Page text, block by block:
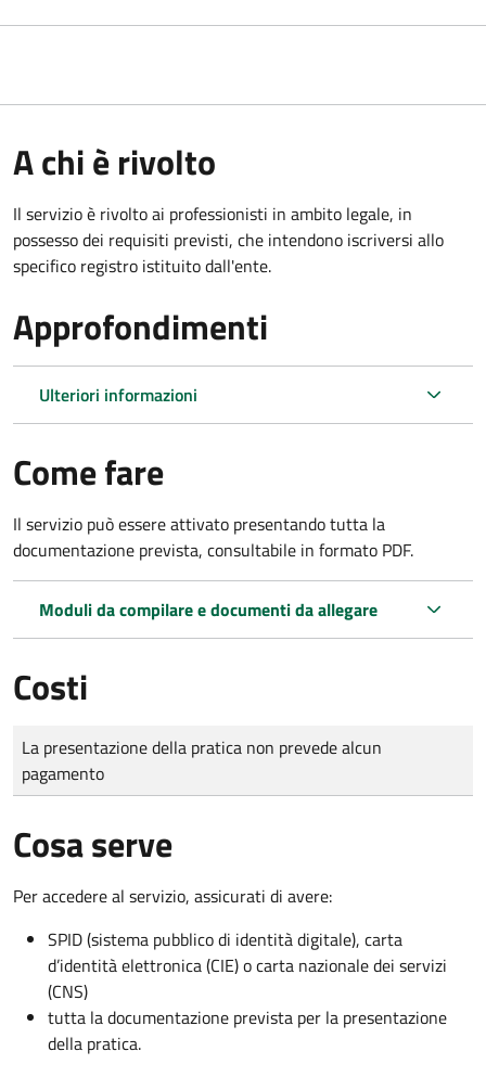
A chi è rivolto
Il servizio è rivolto ai professionisti in ambito legale, in
possesso dei requisiti previsti, che intendono iscriversi allo
specifico registro istituito dall'ente.
Approfondimenti
Ulteriori informazioni
Come fare
Il servizio può essere attivato presentando tutta la
documentazione prevista, consultabile in formato PDF.
Moduli da compilare e documenti da allegare
Costi
Tipo di pagamento
Importo
La presentazione della pratica non prevede alcun
pagamento
Cosa serve
Per accedere al servizio, assicurati di avere:
SPID (sistema pubblico di identità digitale), carta
d’identità elettronica (CIE) o carta nazionale dei servizi
(CNS)
tutta la documentazione prevista per la presentazione
della pratica.